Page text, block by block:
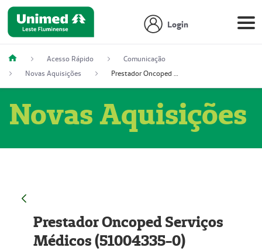
Login
Acesso Rápido
Comunicação
Novas Aquisições
Prestador Oncoped Serviços Médicos (51004335-0)
Novas Aquisições
Prestador Oncoped Serviços
Médicos (51004335-0)